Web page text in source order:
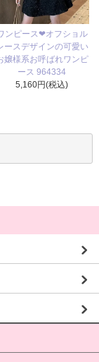
ンピース❤オフショル
ースデザインの可愛い
嬢様系お呼ばれワンピ
ース 964334
5,160円(税込)